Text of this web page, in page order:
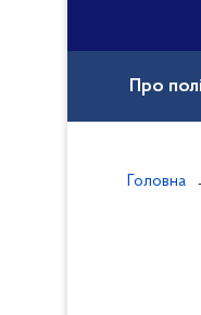
Про
Головна